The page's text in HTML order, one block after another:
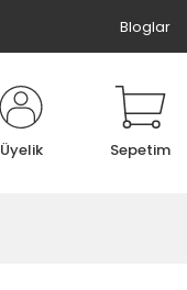
Bloglar
Üyelik Sepetim